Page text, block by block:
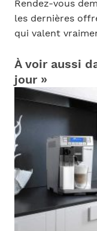
Rendez-vous
les dernières
qui valent
À voir aussi
jour »